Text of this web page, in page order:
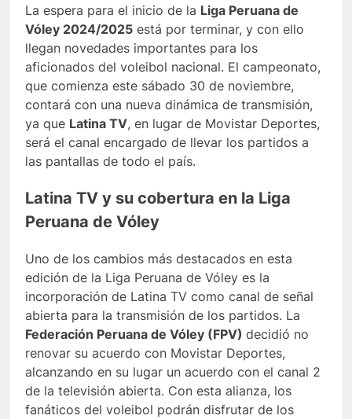
La espera para el inicio de la Liga Peruana de
Vóley 2024/2025 está por terminar, y con ello
llegan novedades importantes para los
aficionados del voleibol nacional. El campeonato,
que comienza este sábado 30 de noviembre,
contará con una nueva dinámica de transmisión,
ya que Latina TV, en lugar de Movistar Deportes,
será el canal encargado de llevar los partidos a
las pantallas de todo el país.
Latina TV y su cobertura en la Liga
Peruana de Vóley
Uno de los cambios más destacados en esta
edición de la Liga Peruana de Vóley es la
incorporación de Latina TV como canal de señal
abierta para la transmisión de los partidos. La
Federación Peruana de Vóley (FPV) decidió no
renovar su acuerdo con Movistar Deportes,
alcanzando en su lugar un acuerdo con el canal 2
de la televisión abierta. Con esta alianza, los
fanáticos del voleibol podrán disfrutar de los